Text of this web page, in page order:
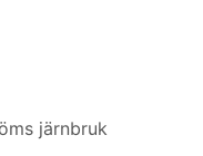
järnbruk